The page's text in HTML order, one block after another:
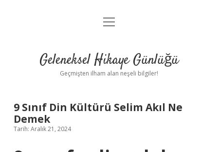
Anasayfa
Yasal Uyarı
menüyü
Geleneksel Hikaye Günlüğü
Geçmişten ilham alan neşeli bilgiler!
9 Sınıf Din Kültürü Selim Akıl Ne
Demek
Tarih: Aralık 21, 2024